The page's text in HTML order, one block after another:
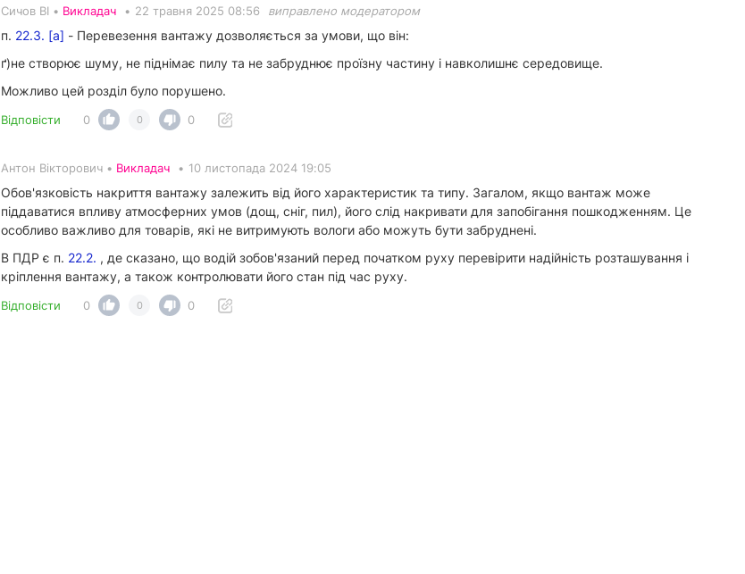
Сичов ВІ • Викладач • 22 травня 2025 08:56 виправлено модератором
п. 22.3. [а] - Перевезення вантажу дозволяється за умови, що він:
ґ)не створює шуму, не піднімає пилу та не забруднює проїзну частину і навколишнє середовище.
Можливо цей розділ було порушено.
Відповісти 0 0 0
Антон Вікторович • Викладач • 10 листопада 2024 19:05
Обов'язковість накриття вантажу залежить від його характеристик та типу. Загалом, якщо вантаж може
піддаватися впливу атмосферних умов (дощ, сніг, пил), його слід накривати для запобігання пошкодженням. Це
особливо важливо для товарів, які не витримують вологи або можуть бути забруднені.
В ПДР є п. 22.2. , де сказано, що водій зобов'язаний перед початком руху перевірити надійність розташування і
кріплення вантажу, а також контролювати його стан під час руху.
Відповісти 0 0 0